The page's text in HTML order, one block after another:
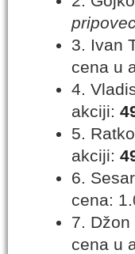
3. Ivan
cena u
4.
akciji:
5.
akciji:
6.
cena:
7. Džon
cena u